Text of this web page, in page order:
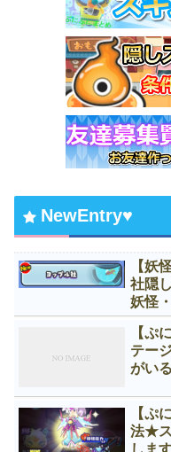
NewEntry♥
【妖
社隠
妖怪
【ぷ
テー
がい
【ぷ
法★ス